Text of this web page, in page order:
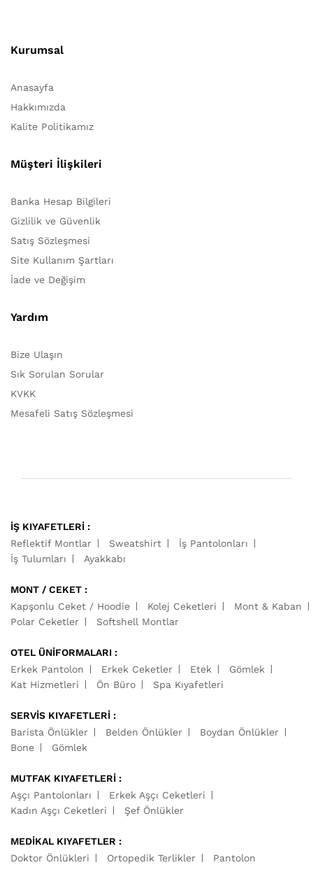
Kurumsal
Anasayfa
Hakkımızda
Kalite Politikamız
Müşteri İlişkileri
Banka Hesap Bilgileri
Gizlilik ve Güvenlik
Satış Sözleşmesi
Site Kullanım Şartları
İade ve Değişim
Yardım
Bize Ulaşın
Sık Sorulan Sorular
KVKK
Mesafeli Satış Sözleşmesi
İŞ KIYAFETLERİ :
Reflektif Montlar
Sweatshirt
İş Pantolonları
İş Tulumları
Ayakkabı
MONT / CEKET :
Kapşonlu Ceket / Hoodie
Kolej Ceketleri
Mont & Kaban
Polar Ceketler
Softshell Montlar
OTEL ÜNİFORMALARI :
Erkek Pantolon
Erkek Ceketler Etek
Gömlek
Kat Hizmetleri
Ön Büro Spa Kıyafetleri
SERVİS KIYAFETLERİ :
Barista Önlükler
Belden Önlükler
Boydan Önlükler
Bone
Gömlek
MUTFAK KIYAFETLERİ :
Aşçı Pantolonları
Erkek Aşçı Ceketleri
Kadın Aşçı Ceketleri
Şef Önlükler
MEDİKAL KIYAFETLER :
Doktor Önlükleri
Ortopedik Terlikler Pantolon